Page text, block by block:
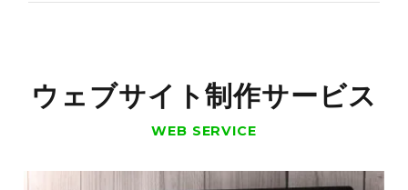
ウェブサイト制作サービス
WEB SERVICE